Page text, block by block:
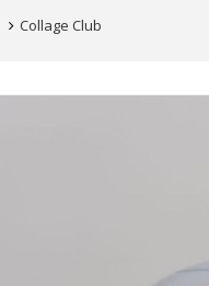
Collage Club